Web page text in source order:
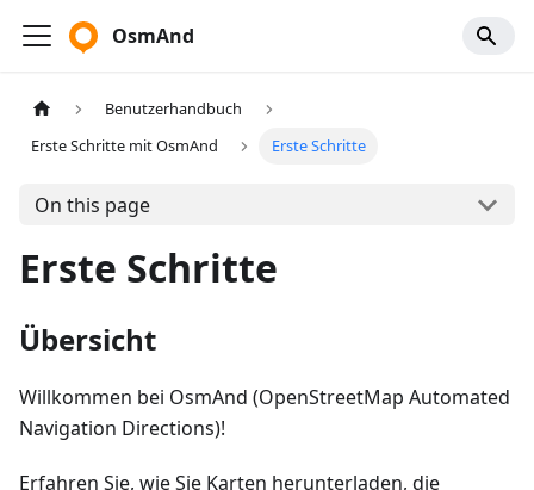
OsmAnd
Benutzerhandbuch
Erste Schritte mit OsmAnd
Erste Schritte
On this page
Erste Schritte
Übersicht
Willkommen bei OsmAnd (OpenStreetMap Automated
Navigation Directions)!
Erfahren Sie, wie Sie Karten herunterladen, die